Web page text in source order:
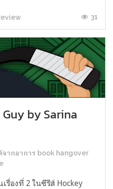
31
by Sarina
ากอาการ book hangover
เรื่องที่ 2 ในซีรีส์ Hockey